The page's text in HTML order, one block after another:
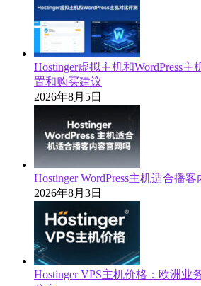
Hostinger虚拟主机和WordPress
置和购买建议
2026年8月5日
Hostinger WordPress主机适合播
2026年8月3日
Hostinger VPS主机价格：欧洲业